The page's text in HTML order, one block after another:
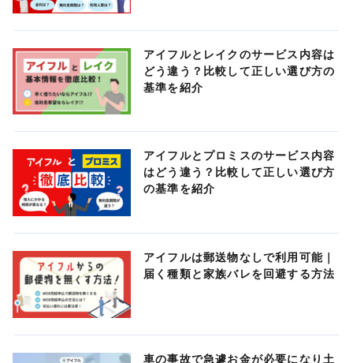
アイフルとレイクのサービス内容は
どう違う？比較して正しい選び方の
基準を紹介
アイフルとプロミスのサービス内容
はどう違う？比較して正しい選び方
の基準を紹介
アイフルは郵送物なしで利用可能｜
届く種類と家族バレを回避する方法
車の事故で急遽お金が必要になり土